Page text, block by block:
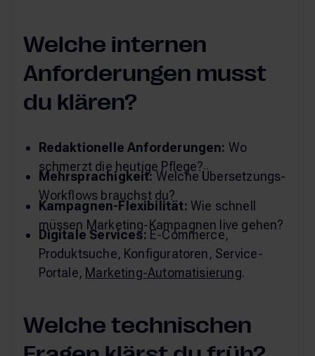
Welche internen
Anforderungen musst
du klären?
Redaktionelle Anforderungen: Wo
schmerzt die heutige Pflege?
Mehrsprachigkeit: Welche Übersetzungs-
Workflows brauchst du?
Kampagnen-Flexibilität: Wie schnell
müssen Marketing-Kampagnen live gehen?
Digitale Services: E-Commerce,
Produktsuche, Konfiguratoren, Service-
Portale, Marketing-Automatisierung.
Welche technischen